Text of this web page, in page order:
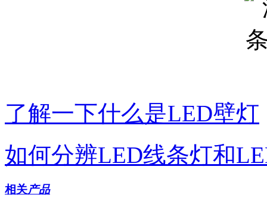
了解一下什么是LED壁灯
如何分辨LED线条灯和
相关产品